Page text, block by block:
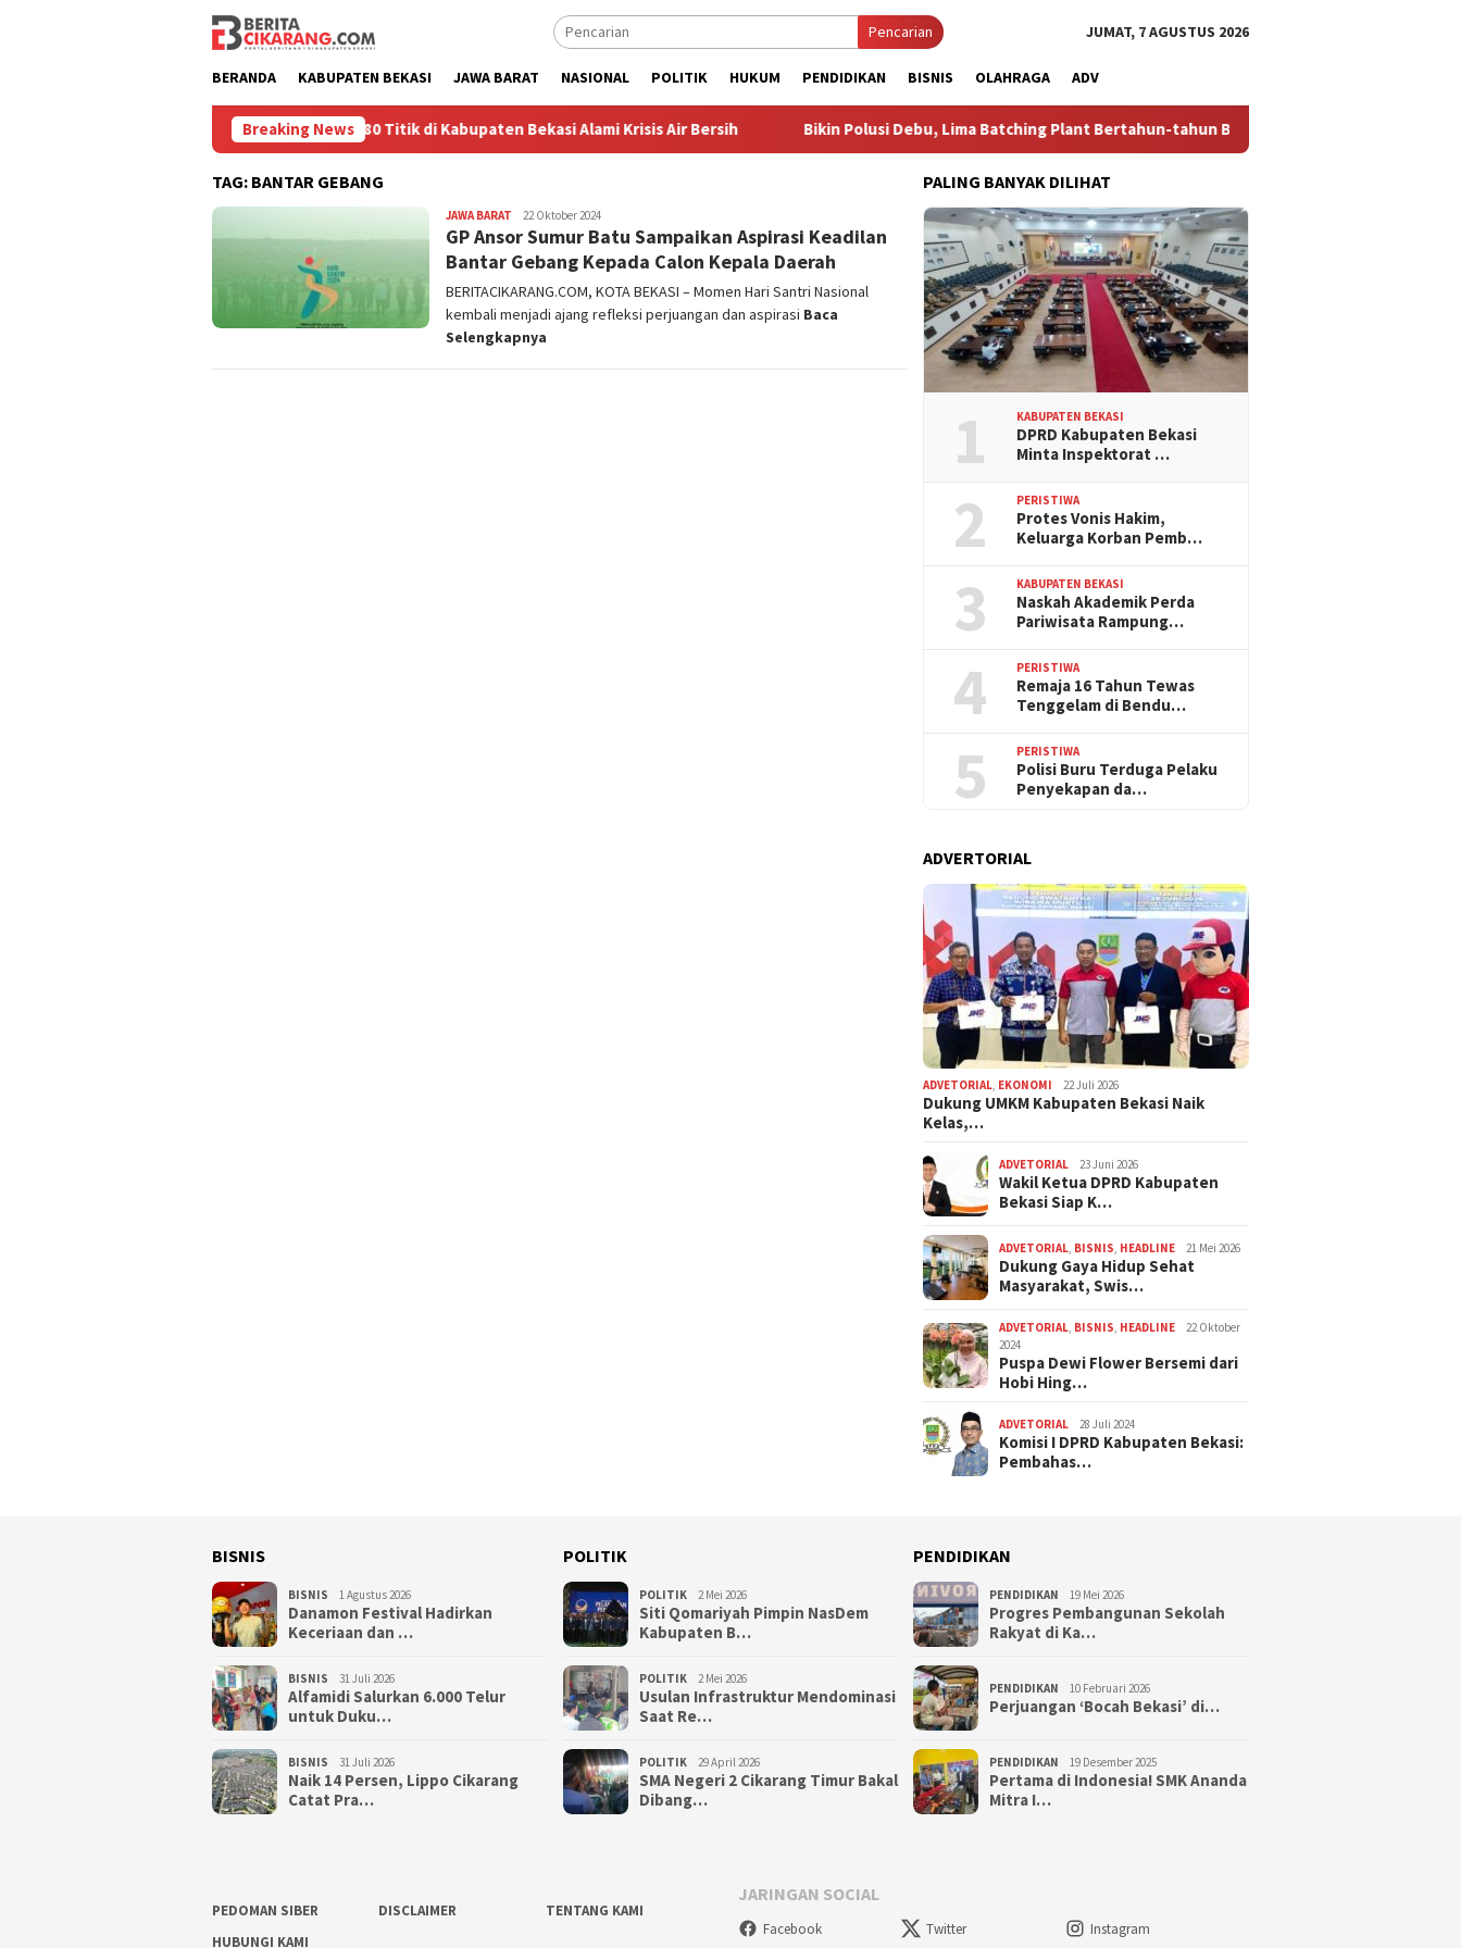
Pencarian JUMAT, 7 AGUSTUS 2026
BERANDA KABUPATEN BEKASI JAWA BARAT NASIONAL POLITIK HUKUM PENDIDIKAN BISNIS OLAHRAGA ADV
Breaking News
Kemarau Kian Parah, 80 Titik di Kabupaten Bekasi Alami Krisis Air Bersih Bikin Polusi Debu, Lima Batching Plant Bertahun-tahun Beroperasi di Cikarang Tanpa Izin
TAG: BANTAR GEBANG
JAWA BARAT admin
22 Oktober 2024
GP Ansor Sumur Batu Sampaikan Aspirasi Keadilan
Bantar Gebang Kepada Calon Kepala Daerah
BERITACIKARANG.COM, KOTA BEKASI – Momen Hari Santri Nasional
kembali menjadi ajang refleksi perjuangan dan aspirasi Baca
Selengkapnya
PALING BANYAK DILIHAT
1 KABUPATEN BEKASI
DPRD Kabupaten Bekasi
Minta Inspektorat …
2 PERISTIWA
Protes Vonis Hakim,
Keluarga Korban Pemb…
3 KABUPATEN BEKASI
Naskah Akademik Perda
Pariwisata Rampung…
4 PERISTIWA
Remaja 16 Tahun Tewas
Tenggelam di Bendu…
5 PERISTIWA
Polisi Buru Terduga Pelaku
Penyekapan da…
ADVERTORIAL
ADVETORIAL EKONOMI 22 Juli 2026
Dukung UMKM Kabupaten Bekasi Naik
Kelas,…
ADVETORIAL 23 Juni 2026
Wakil Ketua DPRD Kabupaten
Bekasi Siap K…
ADVETORIAL BISNIS HEADLINE 21 Mei 2026
Dukung Gaya Hidup Sehat
Masyarakat, Swis…
ADVETORIAL BISNIS HEADLINE
22 Oktober
2024
Puspa Dewi Flower Bersemi dari
Hobi Hing…
ADVETORIAL 28 Juli 2024
Komisi I DPRD Kabupaten Bekasi:
Pembahas…
BISNIS
BISNIS 1 Agustus 2026
Danamon Festival Hadirkan
Keceriaan dan …
BISNIS 31 Juli 2026
Alfamidi Salurkan 6.000 Telur
untuk Duku…
BISNIS 31 Juli 2026
Naik 14 Persen, Lippo Cikarang
Catat Pra…
POLITIK
POLITIK 2 Mei 2026
Siti Qomariyah Pimpin NasDem
Kabupaten B…
POLITIK 2 Mei 2026
Usulan Infrastruktur Mendominasi
Saat Re…
POLITIK 29 April 2026
SMA Negeri 2 Cikarang Timur Bakal
Dibang…
PENDIDIKAN
PENDIDIKAN 19 Mei 2026
Progres Pembangunan Sekolah
Rakyat di Ka…
PENDIDIKAN 10 Februari 2026
Perjuangan ‘Bocah Bekasi’ di…
PENDIDIKAN 19 Desember 2025
Pertama di Indonesia! SMK Ananda
Mitra I…
PEDOMAN SIBER DISCLAIMER
TENTANG KAMI
HUBUNGI KAMI
JARINGAN SOCIAL
Facebook Twitter Instagram